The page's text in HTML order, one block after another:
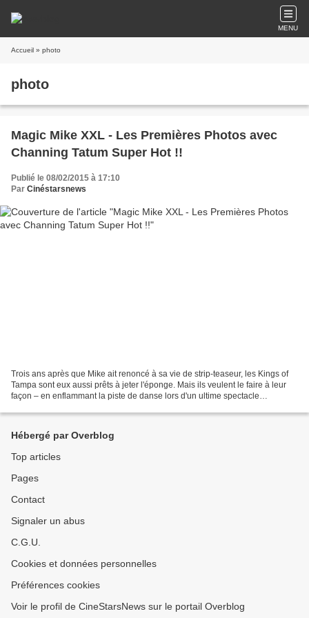
MENU
Accueil » photo
photo
Magic Mike XXL - Les Premières Photos avec
Channing Tatum Super Hot !!
Publié le 08/02/2015 à 17:10
Par Cinéstarsnews
Trois ans après que Mike ait renoncé à sa vie de strip-teaseur, les Kings of
Tampa sont eux aussi prêts à jeter l'éponge. Mais ils veulent le faire à leur
façon – en enflammant la piste de danse lors d'un ultime spectacle
Hébergé par Overblog
Top articles
Pages
Contact
Signaler un abus
C.G.U.
Cookies et données personnelles
Préférences cookies
Voir le profil de CineStarsNews sur le portail Overblog